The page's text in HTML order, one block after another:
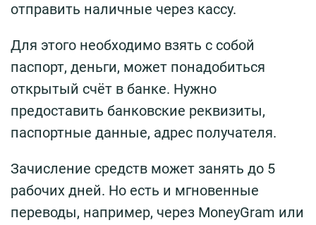
отправить наличные через кассу.
Для этого необходимо взять с собой
паспорт, деньги, может понадобиться
открытый счёт в банке. Нужно
предоставить банковские реквизиты,
паспортные данные, адрес получателя.
Зачисление средств может занять до 5
рабочих дней. Но есть и мгновенные
переводы, например, через MoneyGram или